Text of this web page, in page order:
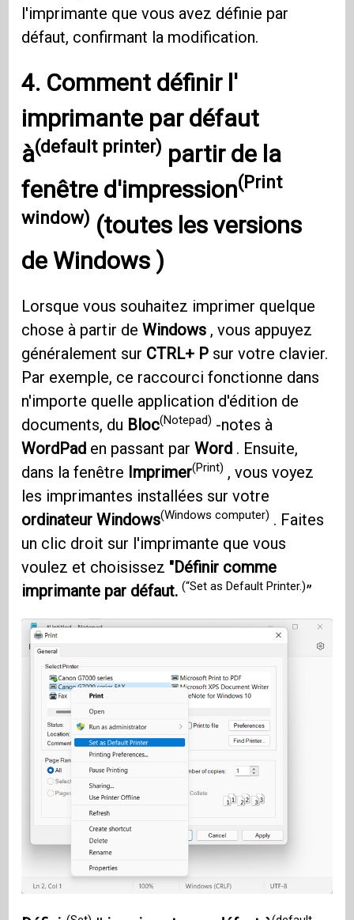
l'imprimante que vous avez définie par
défaut, confirmant la modification.
4. Comment définir l'
imprimante par défaut
à(default printer) partir de la
fenêtre d'impression(Print
window) (toutes les versions
deWindows )
Lorsque vous souhaitez imprimer quelque
chose à partir deWindows , vous appuyez
généralement sur CTRL+ P sur votre clavier.
Par exemple, ce raccourci fonctionne dans
n'importe quelle application d'édition de
documents, du Bloc(Notepad) -notes à
WordPad en passant parWord . Ensuite,
dans la fenêtre Imprimer(Print) , vous voyez
les imprimantes installées sur votre
ordinateur Windows(Windows computer) . Faites
un clic droit sur l'imprimante que vous
voulez et choisissez "Définir comme
imprimante par défaut.(“Set as Default Printer.)”